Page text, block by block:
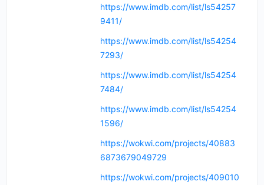
https://www.imdb.com/list/ls54257
9411/
https://www.imdb.com/list/ls54254
7293/
https://www.imdb.com/list/ls54254
7484/
https://www.imdb.com/list/ls54254
1596/
https://wokwi.com/projects/40883
6873679049729
https://wokwi.com/projects/409010